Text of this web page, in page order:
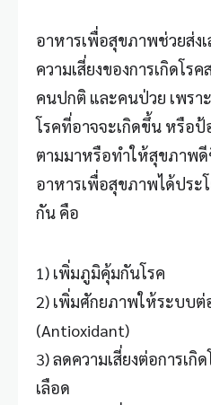
อาหารเพื่อสุขภาพช่วยส่ง
ความเสี่ยงของการเกิดโร
คนปกติ และคนป่วย เพรา
โรคที่อาจจะเกิดขึ้น หรือ
ตามมาหรือทำให้สุขภาพ
อาหารเพื่อสุขภาพได้ประ
กัน คือ
1) เพิ่มภูมิคุ้มกันโรค
2) เพิ่มศักยภาพให้ระบบ
(Antioxidant)
3) ลดความเสี่ยงต่อการเกิ
เลือด